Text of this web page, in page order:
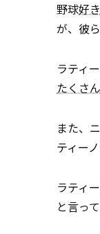
野球好き
が、彼
ラティ
たくさん
また、
ティー
ラティ
と言っ